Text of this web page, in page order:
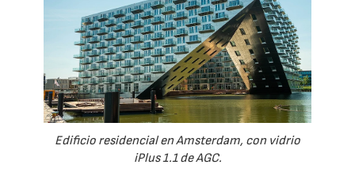
Edificio residencial en Amsterdam, con vidrio
iPlus 1.1 de AGC.